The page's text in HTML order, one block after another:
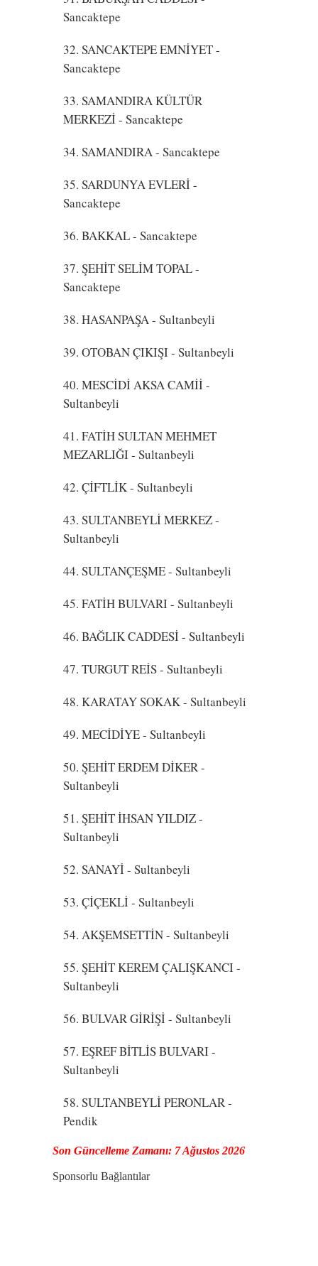
Sancaktepe
32. SANCAKTEPE EMNİYET-
Sancaktepe
33. SAMANDIRA KÜLTÜR
MERKEZİ- Sancaktepe
34. SAMANDIRA- Sancaktepe
35. SARDUNYA EVLERİ-
Sancaktepe
36. BAKKAL- Sancaktepe
37. ŞEHİT SELİM TOPAL-
Sancaktepe
38. HASANPAŞA- Sultanbeyli
39. OTOBAN ÇIKIŞI- Sultanbeyli
40. MESCİDİ AKSA CAMİİ-
Sultanbeyli
41. FATİH SULTAN MEHMET
MEZARLIĞI- Sultanbeyli
42. ÇİFTLİK- Sultanbeyli
43. SULTANBEYLİ MERKEZ-
Sultanbeyli
44. SULTANÇEŞME- Sultanbeyli
45. FATİH BULVARI- Sultanbeyli
46. BAĞLIK CADDESİ- Sultanbeyli
47. TURGUT REİS- Sultanbeyli
48. KARATAY SOKAK- Sultanbeyli
49. MECİDİYE- Sultanbeyli
50. ŞEHİT ERDEM DİKER-
Sultanbeyli
51. ŞEHİT İHSAN YILDIZ-
Sultanbeyli
52. SANAYİ- Sultanbeyli
53. ÇİÇEKLİ- Sultanbeyli
54. AKŞEMSETTİN- Sultanbeyli
55. ŞEHİT KEREM ÇALIŞKANCI-
Sultanbeyli
56. BULVAR GİRİŞİ- Sultanbeyli
57. EŞREF BİTLİS BULVARI-
Sultanbeyli
58. SULTANBEYLİ PERONLAR-
Pendik
Son Güncelleme Zamanı: 7 Ağustos 2026
Sponsorlu Bağlantılar